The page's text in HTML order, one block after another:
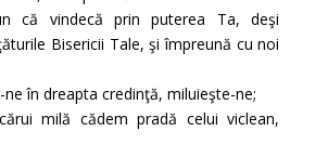
că vindecă prin puterea Ta, deşi
Bisericii Tale, şi împreună cu noi
ne în dreapta credinţă, miluieşte-ne;
milă cădem pradă celui viclean,